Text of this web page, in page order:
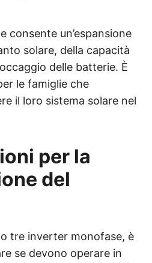
consente un’espansione
solare, della capacità
delle batterie. È
le famiglie che
il loro sistema solare nel
per la
del
tre inverter monofase, è
se devono operare in